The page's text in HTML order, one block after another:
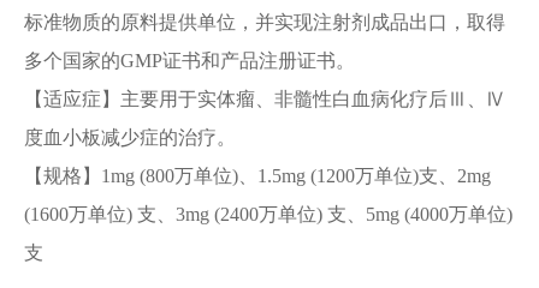
标准物质的原料提供单位，并实现注射剂成品出口，取得
多个国家的GMP证书和产品注册证书。
【适应症】主要用于实体瘤、非髓性白血病化疗后Ⅲ、Ⅳ
度血小板减少症的治疗。
【规格】1mg (800万单位)、1.5mg (1200万单位)支、2mg
(1600万单位) 支、3mg (2400万单位) 支、5mg (4000万单位)
支